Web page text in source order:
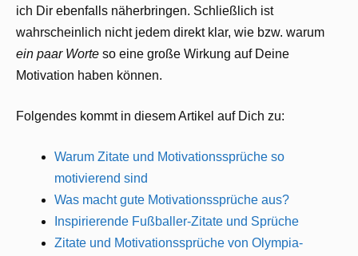
ich Dir ebenfalls näherbringen. Schließlich ist
wahrscheinlich nicht jedem direkt klar, wie bzw. warum
ein paar Worte so eine große Wirkung auf Deine
Motivation haben können.
Folgendes kommt in diesem Artikel auf Dich zu:
Warum Zitate und Motivationssprüche so
motivierend sind
Was macht gute Motivationssprüche aus?
Inspirierende Fußballer-Zitate und Sprüche
Zitate und Motivationssprüche von Olympia-